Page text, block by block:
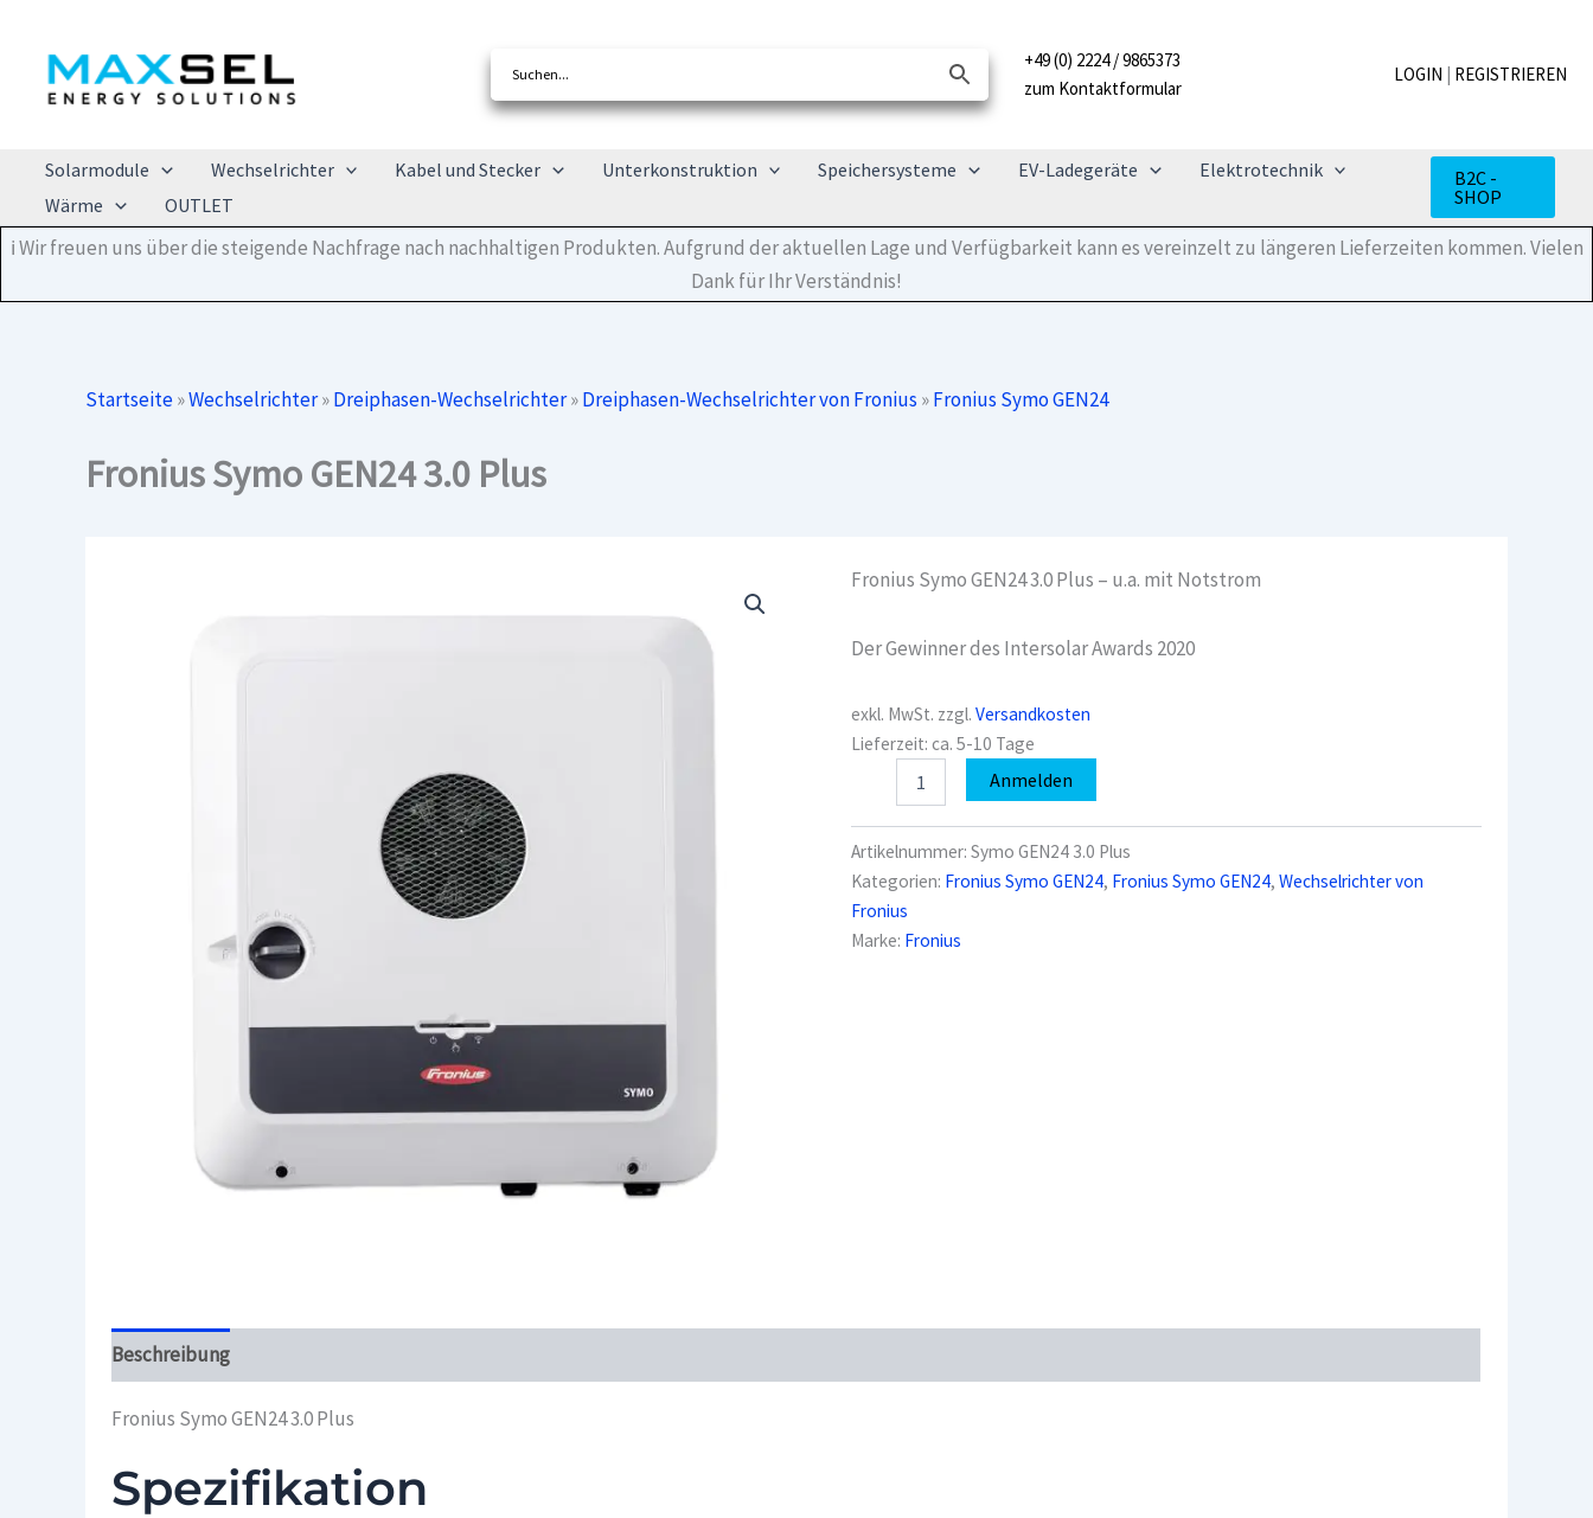
Inhalt
springen
+49 (0) 2224 / 9865373
zum Kontaktformular
LOGIN | REGISTRIEREN
Solarmodule Wechselrichter Kabel und Stecker Unterkonstruktion Speichersysteme EV-Ladegeräte
Elektrotechnik
Wärme
OUTLET
B2C -
SHOP
ℹ️ Wir freuen uns über die steigende Nachfrage nach nachhaltigen Produkten. Aufgrund der aktuellen Lage und Verfügbarkeit kann es vereinzelt zu längeren Lieferzeiten kommen. Vielen
Dank für Ihr Verständnis!
Startseite»Wechselrichter»Dreiphasen-Wechselrichter»Dreiphasen-Wechselrichter von Fronius »Fronius Symo GEN24
Fronius Symo GEN24 3.0 Plus
Fronius Symo GEN24 3.0 Plus – u.a. mit Notstrom
Der Gewinner des Intersolar Awards 2020
exkl. MwSt. zzgl.Versandkosten
Lieferzeit:ca. 5-10 Tage
3.0
Plus
Menge
Anmelden
Artikelnummer:Symo GEN24 3.0 Plus
Kategorien: Fronius Symo GEN24, Fronius Symo GEN24,Wechselrichter von
Fronius
Marke: Fronius
Beschreibung
Fronius Symo GEN24 3.0 Plus
Spezifikation